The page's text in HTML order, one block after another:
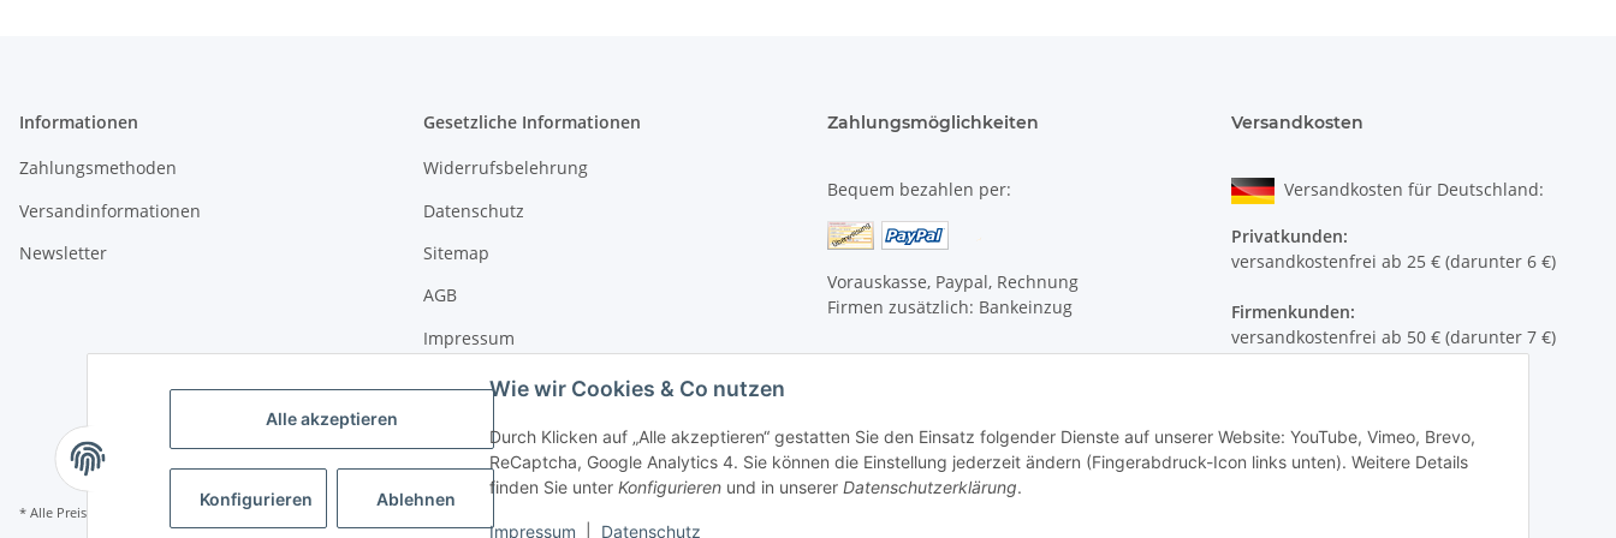
Alle akzeptieren
Konfigurieren Ablehnen
Wie wir Cookies & Co nutzen
Durch Klicken auf „Alle akzeptieren“ gestatten Sie den Einsatz folgender Dienste auf unserer Website: YouTube, Vimeo, Brevo,
ReCaptcha, Google Analytics 4. Sie können die Einstellung jederzeit ändern (Fingerabdruck-Icon links unten). Weitere Details
finden Sie unter Konfigurieren und in unserer Datenschutzerklärung.
Impressum Datenschutz
DEUTSCHE DEKLARATION: Glycerin (pflanzlich),Macadamianussöl*, Rügener
Xanthan, Vitamin E (GMO-frei) in Sonnenblumenöl*, Lavendelöl, Mischung ätherischer Öle,
Natrium Anisat, pflanzlicher Rückfetter,
Phytinsäure, Linalool**, Geraniol**
*Rohstoffe aus kontrolliert biologischem Anbau
**Bestandteile natürlicher ätherischer Öle
Informationen
Zahlungsmethoden
Versandinformationen
Newsletter
Gesetzliche Informationen
Widerrufsbelehrung
Datenschutz
Sitemap
AGB
Impressum
Zahlungsmöglichkeiten
Bequem bezahlen per:
Vorauskasse, Paypal, Rechnung
Firmen zusätzlich: Bankeinzug
Versandkosten
Versandkosten für Deutschland:
Privatkunden:
versandkostenfrei ab 25 € (darunter 6 €)
Firmenkunden:
versandkostenfrei ab 50 € (darunter 7 €)
Versand ins Ausland siehehier
* Alle Preise inkl. gesetzlicher USt., zzgl.